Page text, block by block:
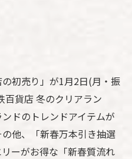
初売り」が1月2日(月・振
百貨店 冬のクリアラン
ドのトレンドアイテムが
他、「新春万本引き抽選
ーがお得な「新春質流れ